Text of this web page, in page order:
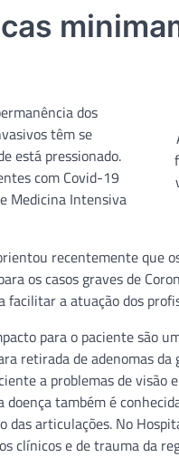
dos
têm se
está pressionado.
com Covid-19
Medicina Intensiva
recentemente que
os casos graves de
a atuação dos
para o paciente são
retirada de adenomas
a problemas de visão
também é
articulações. No
clínicos e de trauma da